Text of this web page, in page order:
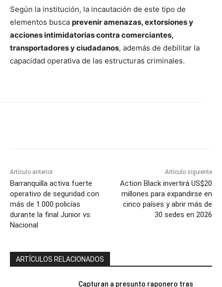
Según la institución, la incautación de este tipo de
elementos busca prevenir amenazas, extorsiones y
acciones intimidatorias contra comerciantes,
transportadores y ciudadanos, además de debilitar la
capacidad operativa de las estructuras criminales.
Artículo anterior
Barranquilla activa fuerte
operativo de seguridad con
más de 1.000 policías
durante la final Junior vs.
Nacional
Artículo siguiente
Action Black invertirá US$20
millones para expandirse en
cinco países y abrir más de
30 sedes en 2026
ARTÍCULOS RELACIONADOS
Capturan a presunto raponero tras